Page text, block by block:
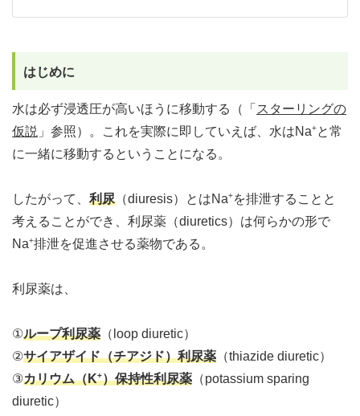
はじめに
水は必ず浸透圧が高いほうに移動する（「 スターリングの
仮説 」参照）。これを実際に即していえば、水はNa+と常
に一緒に移動するということになる。
したがって、 利尿 （diuresis）とはNa+を排泄することと
考えることができ、利尿薬（diuretics）は何らかの形で
Na+排泄を促進させる薬物である。
利尿薬は、
①ループ利尿薬 （loop diuretic）
②サイアザイド（チアジド）利尿薬 （thiazide diuretic）
③カリウム（K+）保持性利尿薬 （potassium sparing
diuretic）